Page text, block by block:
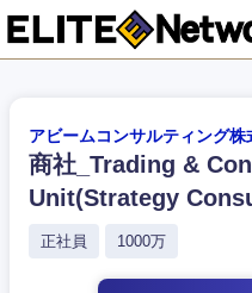
アビームコンサルティング株
商社_Trading &
Unit(Strategy
正社員 1000万